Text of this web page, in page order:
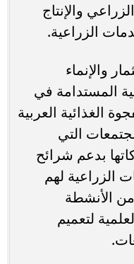
والإنتاج
الزراعية.
والإنماء
المستدامة في
الغذائية العربية
التي
بدعم شرائح
الزراعية لهم
من الأنشطة
لتعميم